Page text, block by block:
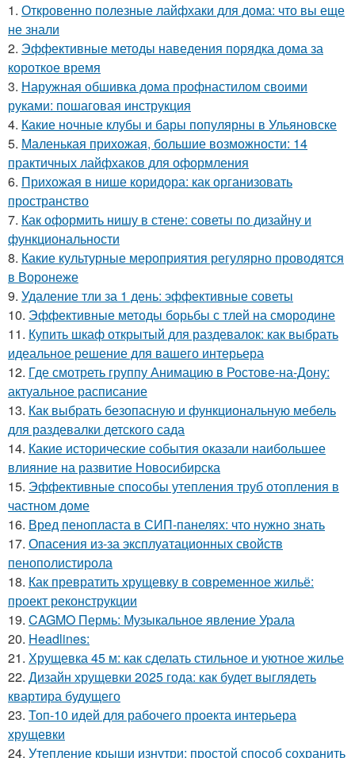
1. Откровенно полезные лайфхаки для дома: что вы еще
не знали
2. Эффективные методы наведения порядка дома за
короткое время
3. Наружная обшивка дома профнастилом своими
руками: пошаговая инструкция
4. Какие ночные клубы и бары популярны в Ульяновске
5. Маленькая прихожая, большие возможности: 14
практичных лайфхаков для оформления
6. Прихожая в нише коридора: как организовать
пространство
7. Как оформить нишу в стене: советы по дизайну и
функциональности
8. Какие культурные мероприятия регулярно проводятся
в Воронеже
9. Удаление тли за 1 день: эффективные советы
10. Эффективные методы борьбы с тлей на смородине
11. Купить шкаф открытый для раздевалок: как выбрать
идеальное решение для вашего интерьера
12. Где смотреть группу Анимацию в Ростове-на-Дону:
актуальное расписание
13. Как выбрать безопасную и функциональную мебель
для раздевалки детского сада
14. Какие исторические события оказали наибольшее
влияние на развитие Новосибирска
15. Эффективные способы утепления труб отопления в
частном доме
16. Вред пенопласта в СИП-панелях: что нужно знать
17. Опасения из-за эксплуатационных свойств
пенополистирола
18. Как превратить хрущевку в современное жильё:
проект реконструкции
19. CAGMO Пермь: Музыкальное явление Урала
20. Headlines:
21. Хрущевка 45 м: как сделать стильное и уютное жилье
22. Дизайн хрущевки 2025 года: как будет выглядеть
квартира будущего
23. Топ-10 идей для рабочего проекта интерьера
хрущевки
24. Утепление крыши изнутри: простой способ сохранить